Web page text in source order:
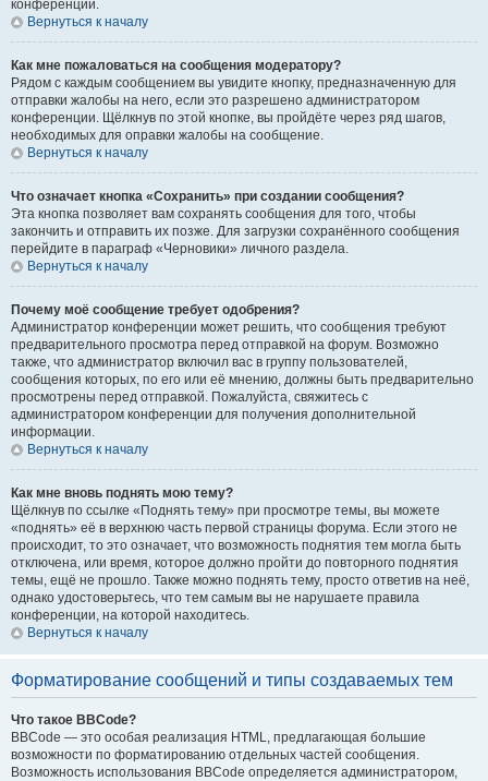
конференции.
Вернуться к началу
Как мне пожаловаться на сообщения модератору?
Рядом с каждым сообщением вы увидите кнопку, предназначенную для
отправки жалобы на него, если это разрешено администратором
конференции. Щёлкнув по этой кнопке, вы пройдёте через ряд шагов,
необходимых для оправки жалобы на сообщение.
Вернуться к началу
Что означает кнопка «Сохранить» при создании сообщения?
Эта кнопка позволяет вам сохранять сообщения для того, чтобы
закончить и отправить их позже. Для загрузки сохранённого сообщения
перейдите в параграф «Черновики» личного раздела.
Вернуться к началу
Почему моё сообщение требует одобрения?
Администратор конференции может решить, что сообщения требуют
предварительного просмотра перед отправкой на форум. Возможно
также, что администратор включил вас в группу пользователей,
сообщения которых, по его или её мнению, должны быть предварительно
просмотрены перед отправкой. Пожалуйста, свяжитесь с
администратором конференции для получения дополнительной
информации.
Вернуться к началу
Как мне вновь поднять мою тему?
Щёлкнув по ссылке «Поднять тему» при просмотре темы, вы можете
«поднять» её в верхнюю часть первой страницы форума. Если этого не
происходит, то это означает, что возможность поднятия тем могла быть
отключена, или время, которое должно пройти до повторного поднятия
темы, ещё не прошло. Также можно поднять тему, просто ответив на неё,
однако удостоверьтесь, что тем самым вы не нарушаете правила
конференции, на которой находитесь.
Вернуться к началу
Форматирование сообщений и типы создаваемых тем
Что такое BBCode?
BBCode — это особая реализация HTML, предлагающая большие
возможности по форматированию отдельных частей сообщения.
Возможность использования BBCode определяется администратором,